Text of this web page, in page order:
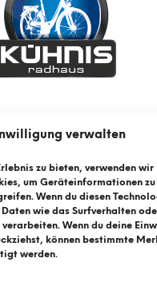
verwalten
zu bieten, verwenden wir
um Geräteinformationen
Wenn du diesen
wie das Surfverhalten
verarbeiten. Wenn du deine
können bestimmte
werden.